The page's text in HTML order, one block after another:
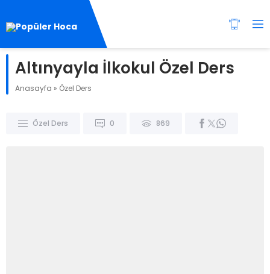
Altınyayla İlkokul Özel Ders
Anasayfa » Özel Ders
Özel Ders 0 869